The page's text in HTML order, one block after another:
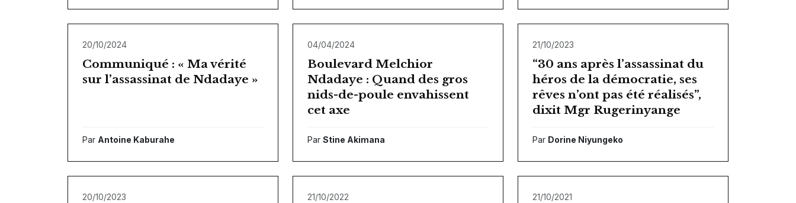
20/10/2024
Communiqué : « Ma vérité
sur l’assassinat de Ndadaye »
Par Antoine Kaburahe
04/04/2024
Boulevard Melchior
Ndadaye : Quand des gros
nids-de-poule envahissent
cet axe
Par Stine Akimana
21/10/2023
“30 ans après l’assassinat du
héros de la démocratie, ses
rêves n’ont pas été réalisés”,
dixit Mgr Rugerinyange
Par Dorine Niyungeko
20/10/2023 21/10/2022 21/10/2021